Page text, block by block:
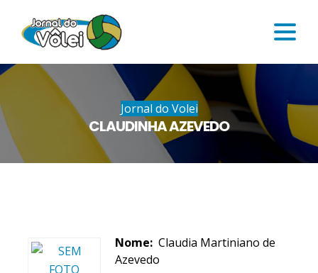
Jornal do Volei
CLAUDINHA AZEVEDO
Nome: Claudia Martiniano de
Azevedo